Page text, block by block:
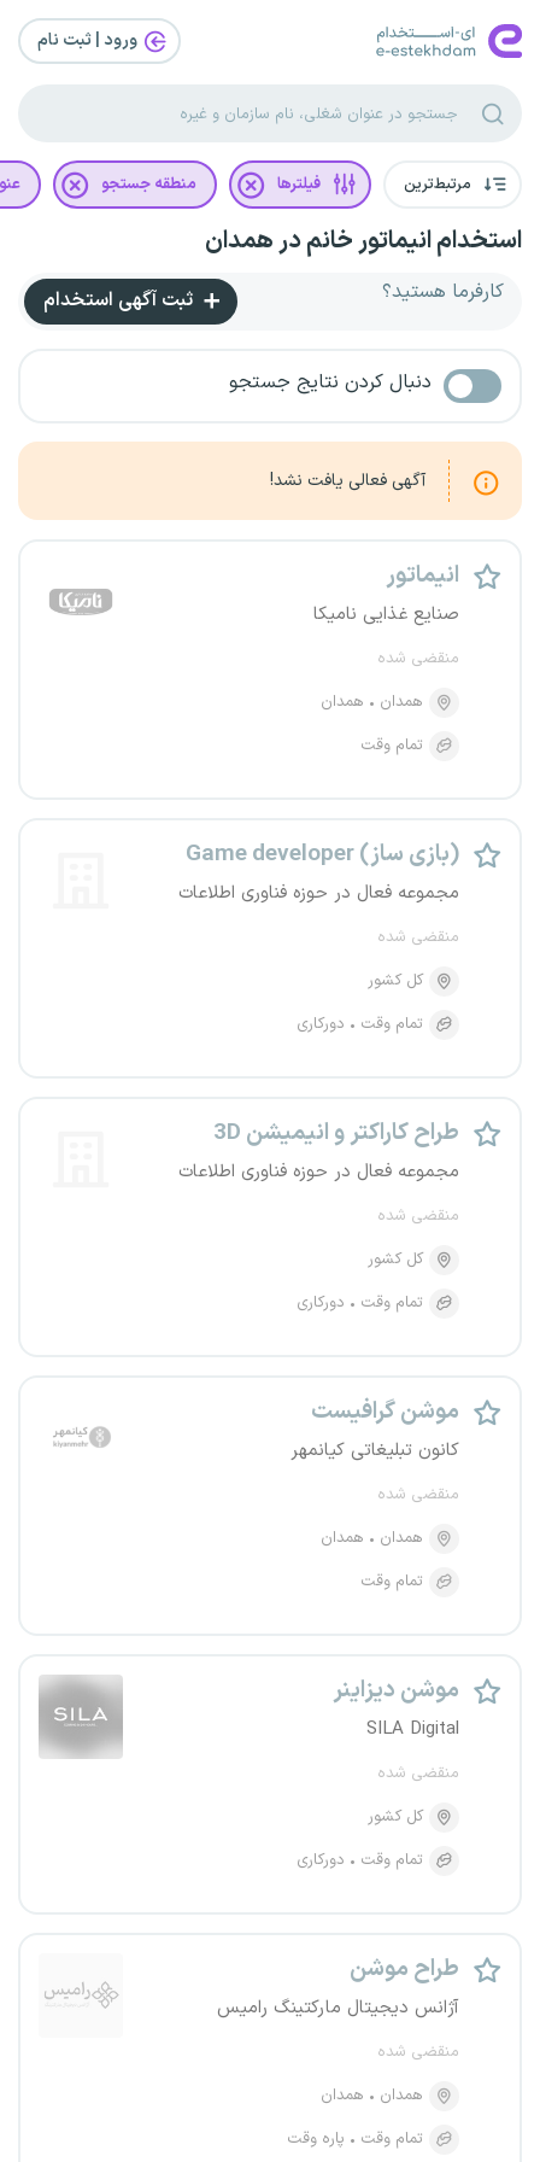
ورود | ثبت‌ نام
مرتبط‌ترین فیلترها منطقه جستجو
استخدام انیماتور خانم در همدان
کارفرما هستید؟ ثبت آگهی استخدام
دنبال کردن نتایج جستجو
آگهی فعالی یافت نشد!
انیماتور
صنایع غذایی نامیکا
منقضی شده
همدان
همدان
تمام وقت
Game developer (بازی ساز)
مجموعه فعال در حوزه فناوری اطلاعات
منقضی شده
کل کشور
تمام وقت
دورکاری
طراح کاراکتر و انیمیشن 3D
مجموعه فعال در حوزه فناوری اطلاعات
منقضی شده
کل کشور
تمام وقت
دورکاری
موشن گرافیست
کانون تبلیغاتی کیانمهر
منقضی شده
همدان
همدان
تمام وقت
موشن دیزاینر
SILA Digital
منقضی شده
کل کشور
تمام وقت
دورکاری
طراح موشن
آژانس دیجیتال مارکتینگ رامیس
منقضی شده
همدان
همدان
تمام وقت
پاره وقت